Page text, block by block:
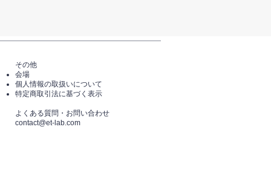
その他
会場
個人情報の取扱いについて
特定商取引法に基づく表示
​よくある質問・​お問い合わせ
​contact@et-lab.com